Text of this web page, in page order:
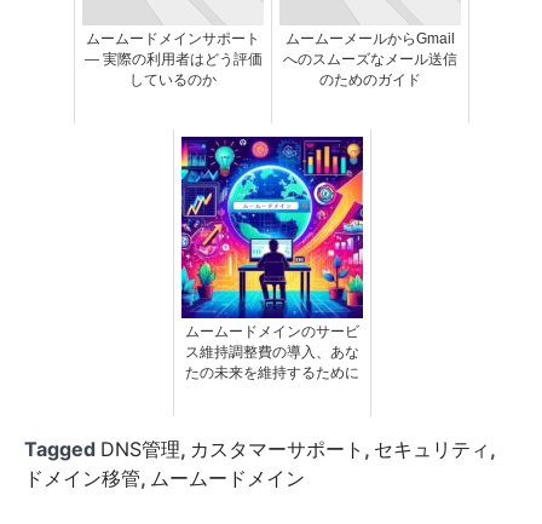
ムームードメインサポート
— 実際の利用者はどう評価
しているのか
ムームーメールからGmail
へのスムーズなメール送信
のためのガイド
ムームードメインのサービ
ス維持調整費の導入、あな
たの未来を維持するために
Tagged DNS管理, カスタマーサポート , セキュリティ ,
ドメイン移管, ムームードメイン